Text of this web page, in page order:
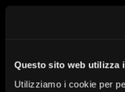
Questo sito web utilizza
Utilizziamo i cookie per
La Banca
Chi siamo